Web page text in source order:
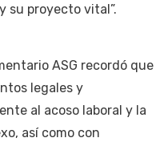
su proyecto vital”.
ASG recordó que
legales y
al acoso laboral y la
así como con